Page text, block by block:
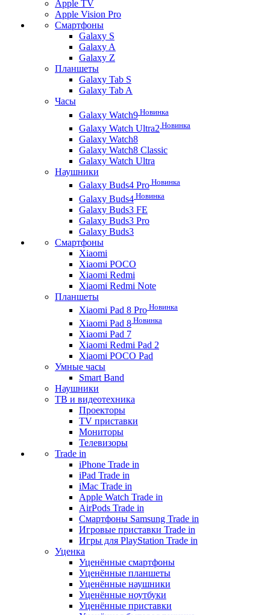
Apple TV
Apple Vision Pro
Смартфоны
Galaxy S
Galaxy A
Galaxy Z
Планшеты
Galaxy Tab S
Galaxy Tab A
Часы
Galaxy Watch9 Новинка
Galaxy Watch Ultra2 Новинка
Galaxy Watch8
Galaxy Watch8 Classic
Galaxy Watch Ultra
Наушники
Galaxy Buds4 Pro Новинка
Galaxy Buds4 Новинка
Galaxy Buds3 FE
Galaxy Buds3 Pro
Galaxy Buds3
Смартфоны
Xiaomi
Xiaomi POCO
Xiaomi Redmi
Xiaomi Redmi Note
Планшеты
Xiaomi Pad 8 Pro Новинка
Xiaomi Pad 8 Новинка
Xiaomi Pad 7
Xiaomi Redmi Pad 2
Xiaomi POCO Pad
Умные часы
Smart Band
Наушники
ТВ и видеотехника
Проекторы
TV приставки
Мониторы
Телевизоры
Trade in
iPhone Trade in
iPad Trade in
iMac Trade in
Apple Watch Trade in
AirPods Trade in
Смартфоны Samsung Trade in
Игровые приставки Trade in
Игры для PlayStation Trade in
Уценка
Уценённые смартфоны
Уценённые планшеты
Уценённые наушники
Уценённые ноутбуки
Уценённые приставки